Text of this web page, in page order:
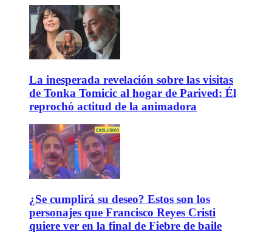
La inesperada revelación sobre las visitas
de Tonka Tomicic al hogar de Parived: Él
reprochó actitud de la animadora
¿Se cumplirá su deseo? Estos son los
personajes que Francisco Reyes Cristi
quiere ver en la final de Fiebre de baile